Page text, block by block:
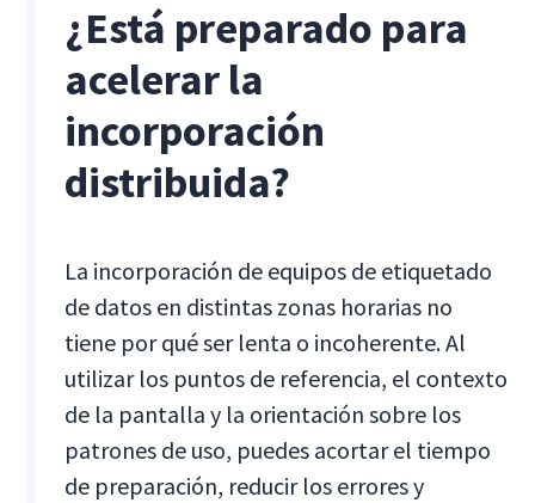
¿Está preparado para
acelerar la
incorporación
distribuida?
La incorporación de equipos de etiquetado
de datos en distintas zonas horarias no
tiene por qué ser lenta o incoherente. Al
utilizar los puntos de referencia, el contexto
de la pantalla y la orientación sobre los
patrones de uso, puedes acortar el tiempo
de preparación, reducir los errores y